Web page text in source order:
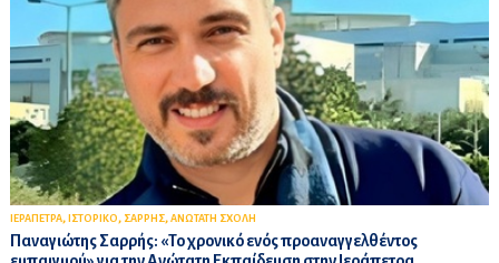
ΙΕΡΑΠΕΤΡΑ, ΙΣΤΟΡΙΚΟ, ΣΑΡΡΗΣ, ΑΝΩΤΑΤΗ ΣΧΟΛΗ
Παναγιώτης Σαρρής: «Το χρονικό ενός προαναγγελθέντος